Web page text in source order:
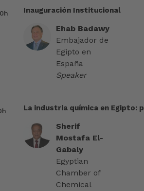
Inauguración Institucional
Ehab Badawy
Embajador de
Egipto en
España
Speaker
La industria química en
Sherif
Mostafa El-
Gabaly
Egyptian
Chamber of
Chemical